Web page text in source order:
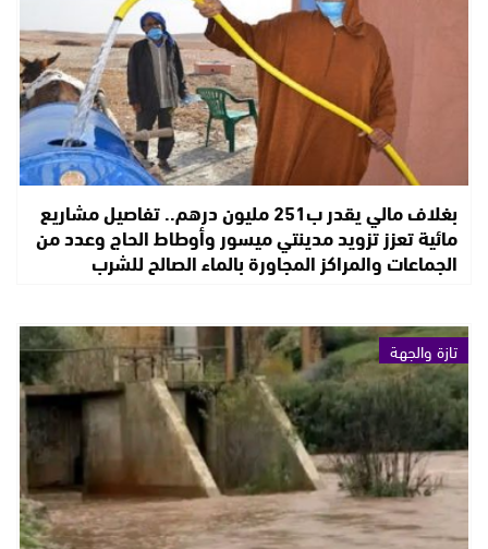
بغلاف مالي يقدر ب251 مليون درهم.. تفاصيل مشاريع
مائية تعزز تزويد مدينتي ميسور وأوطاط الحاج وعدد من
الجماعات والمراكز المجاورة بالماء الصالح للشرب
تازة والجهة